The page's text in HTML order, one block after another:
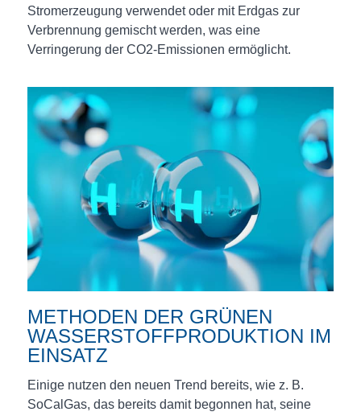
Stromerzeugung verwendet oder mit Erdgas zur
Verbrennung gemischt werden, was eine
Verringerung der CO2-Emissionen ermöglicht.
METHODEN DER GRÜNEN
WASSERSTOFFPRODUKTION IM
EINSATZ
Einige nutzen den neuen Trend bereits, wie z. B.
SoCalGas, das bereits damit begonnen hat, seine